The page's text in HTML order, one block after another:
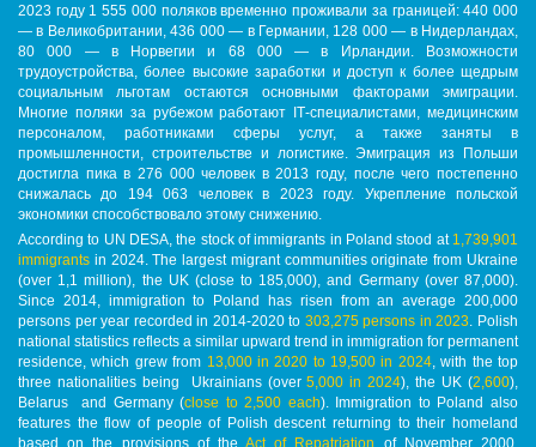
2023 году 1 555 000 поляков временно проживали за границей: 440 000
— в Великобритании, 436 000 — в Германии, 128 000 — в Нидерландах,
80 000 — в Норвегии и 68 000 — в Ирландии. Возможности
трудоустройства, более высокие заработки и доступ к более щедрым
социальным льготам остаются основными факторами эмиграции.
Многие поляки за рубежом работают IT-специалистами, медицинским
персоналом, работниками сферы услуг, а также заняты в
промышленности, строительстве и логистике. Эмиграция из Польши
достигла пика в 276 000 человек в 2013 году, после чего постепенно
снижалась до 194 063 человек в 2023 году. Укрепление польской
экономики способствовало этому снижению.
According to UN DESA, the stock of immigrants in Poland stood at 1,739,901
immigrants in 2024. The largest migrant communities originate from Ukraine
(over 1,1 million), the UK (close to 185,000), and Germany (over 87,000).
Since 2014, immigration to Poland has risen from an average 200,000
persons per year recorded in 2014-2020 to 303,275 persons in 2023 . Polish
national statistics reflects a similar upward trend in immigration for permanent
residence, which grew from 13,000 in 2020 to 19,500 in 2024, with the top
three nationalities being Ukrainians (over5,000 in 2024), the UK (2,600),
Belarus and Germany (close to 2,500 each). Immigration to Poland also
features the flow of people of Polish descent returning to their homeland
based on the provisions of theAct of Repatriation of November 2000.